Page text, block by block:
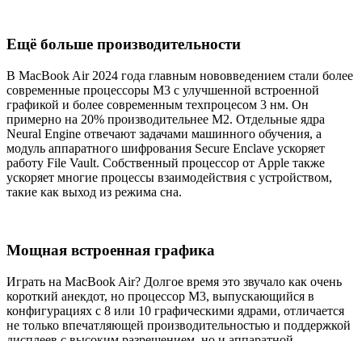
Ещё больше производительности
В MacBook Air 2024 года главным нововведением стали более
современные процессоры M3 с улучшенной встроенной
графикой и более современным техпроцесом 3 нм. Он
примерно на 20% производительнее M2. Отдельные ядра
Neural Engine отвечают задачами машинного обучения, а
модуль аппаратного шифрования Secure Enclave ускоряет
работу File Vault. Собственный процессор от Apple также
ускоряет многие процессы взаимодействия с устройством,
такие как выход из режима сна.
Мощная встроенная графика
Играть на MacBook Air? Долгое время это звучало как очень
короткий анекдот, но процессор M3, выпускающийся в
конфигурациях с 8 или 10 графическими ядрами, отличается
не только впечатляющей производительностью и поддержкой